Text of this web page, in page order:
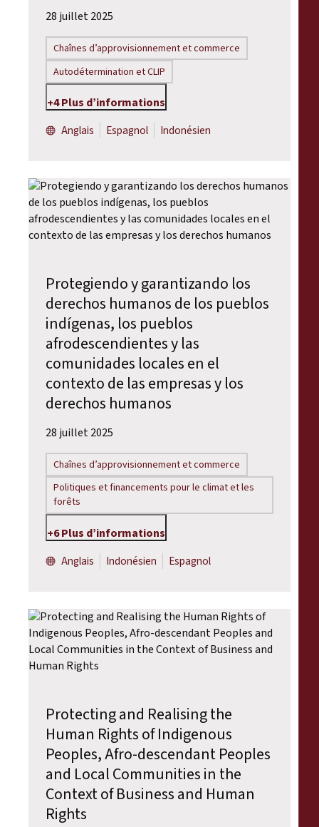
28 juillet 2025
Chaînes d’approvisionnement et commerce
Autodétermination et CLIP
+4 Plus d’informations
Anglais
Espagnol Indonésien
Protegiendo y garantizando los
derechos humanos de los pueblos
indígenas, los pueblos
afrodescendientes y las
comunidades locales en el
contexto de las empresas y los
derechos humanos
28 juillet 2025
Chaînes d’approvisionnement et commerce
Politiques et financements pour le climat et les
forêts
+6 Plus d’informations
Anglais
Indonésien Espagnol
Protecting and Realising the
Human Rights of Indigenous
Peoples, Afro-descendant Peoples
and Local Communities in the
Context of Business and Human
Rights